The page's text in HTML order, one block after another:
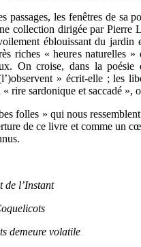
passages, les fenêtres de sa
collection dirigée par
éblouissant du
riches « heures naturelles
On croise, dans la
» écrit-elle ; les
rire sardonique et saccadé
folles » qui nous
de ce livre et comme un
de l’Instant
demeure volatile